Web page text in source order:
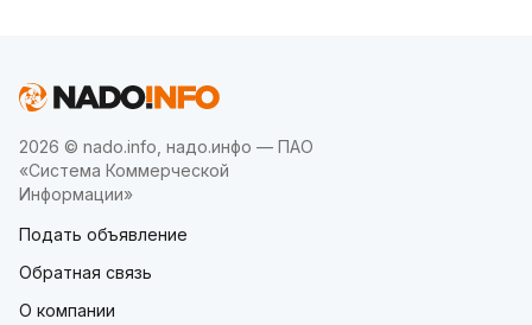
2026 © nado.info, надо.инфо — ПАО
«Система Коммерческой
Информации»
Подать объявление
Обратная связь
О компании